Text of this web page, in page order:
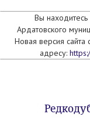
Вы находитесь
Ардатовского
Новая версия
адресу: